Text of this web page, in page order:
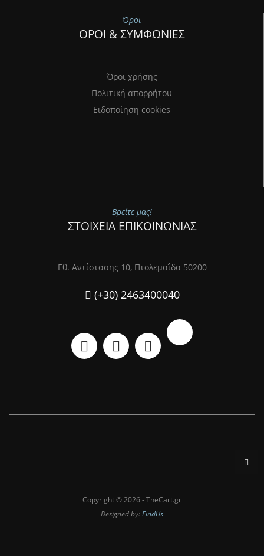
Όροι
ΟΡΟΙ & ΣΥΜΦΩΝΙΕΣ
Όροι χρήσης
Πολιτική απορρήτου
Ειδοποίηση cookies
Βρείτε μας!
ΣΤΟΙΧΕΙΑ ΕΠΙΚΟΙΝΩΝΙΑΣ
Εθ. Αντίστασης 10, Πτολεμαΐδα 50200
(+30) 2463400040
Copyright © 2026 - TheCart.gr
Designed by:FindUs